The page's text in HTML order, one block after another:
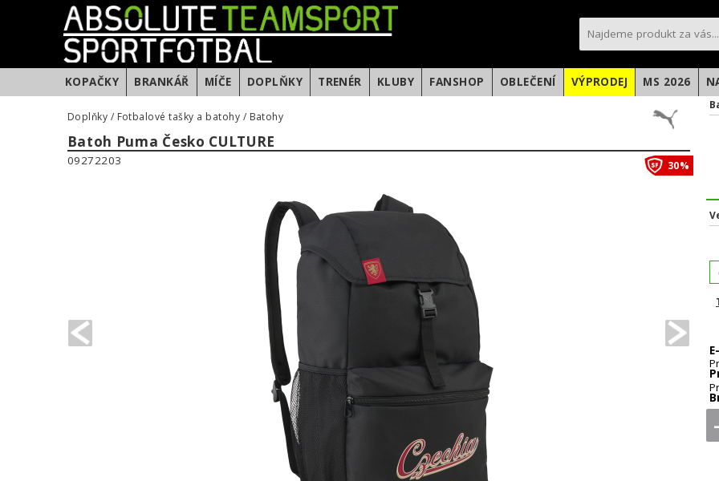
KOPAČKY BRANKÁŘ MÍČE DOPLŇKY TRENÉR KLUBY FANSHOP OBLEČENÍ VÝPRODEJ MS 2026
Doplňky / Fotbalové tašky a batohy / Batohy
Batoh Puma Česko CULTURE
PREVIOUS
09272203 30%